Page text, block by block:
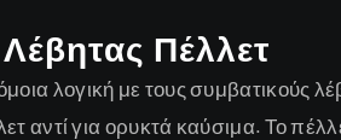
Πέλλετ
λογική με τους συμβατικούς
αντί για ορυκτά καύσιμα. Το